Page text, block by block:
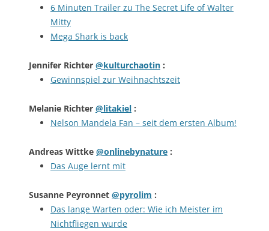
6 Minuten Trailer zu The Secret Life of Walter
Mitty
Mega Shark is back
Jennifer Richter @kulturchaotin :
Gewinnspiel zur Weihnachtszeit
Melanie Richter @litakiel :
Nelson Mandela Fan – seit dem ersten Album!
Andreas Wittke @onlinebynature :
Das Auge lernt mit
Susanne Peyronnet @pyrolim :
Das lange Warten oder: Wie ich Meister im
Nichtfliegen wurde